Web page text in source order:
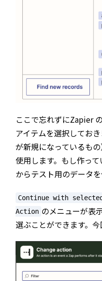
ここで忘れずにZapier
アイテムを選択してお
が新規になっているも
使用します。もし作っ
からテスト用のデータを
Continue with
Action のメニューが表
選ぶことができます。